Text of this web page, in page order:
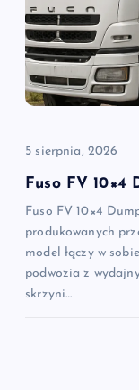
a
w
p
s
u
5 sierpnia, 2026
Fuso FV 10×4
Fuso FV 10×4
produkowanych
model łączy w
podwozia z
skrzyni…